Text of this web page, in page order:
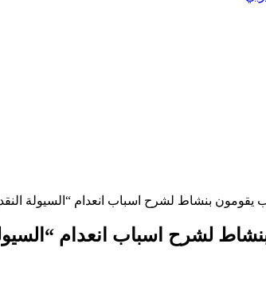
يقومون بنشاط لشرح اسباب انعدام “السيولة
لشرح اسباب انعدام “السيولة